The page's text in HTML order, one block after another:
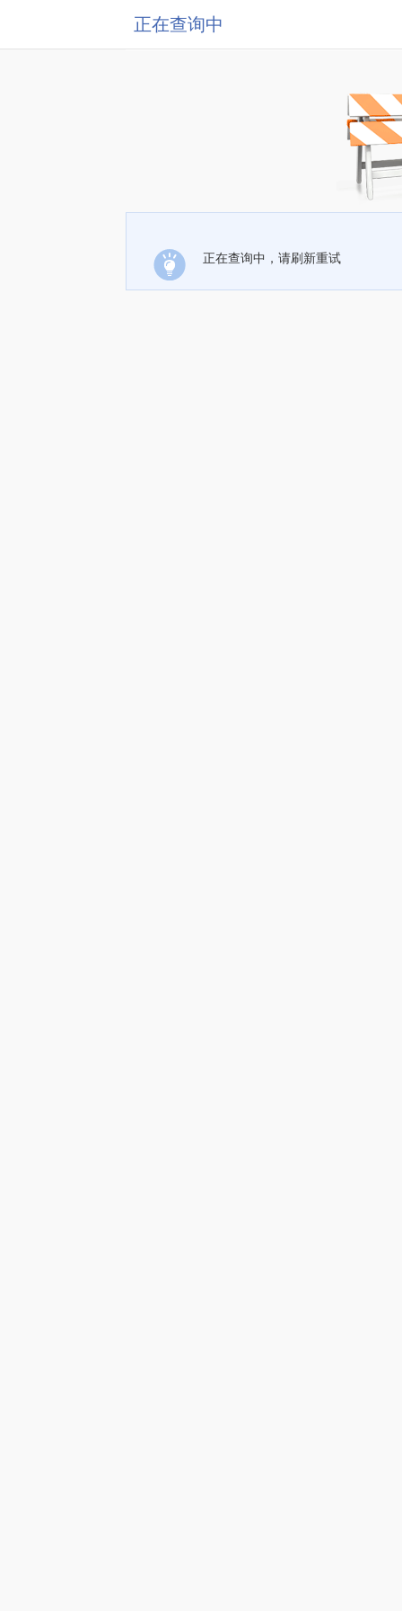
正在查询中
正在查询中，请刷新重试